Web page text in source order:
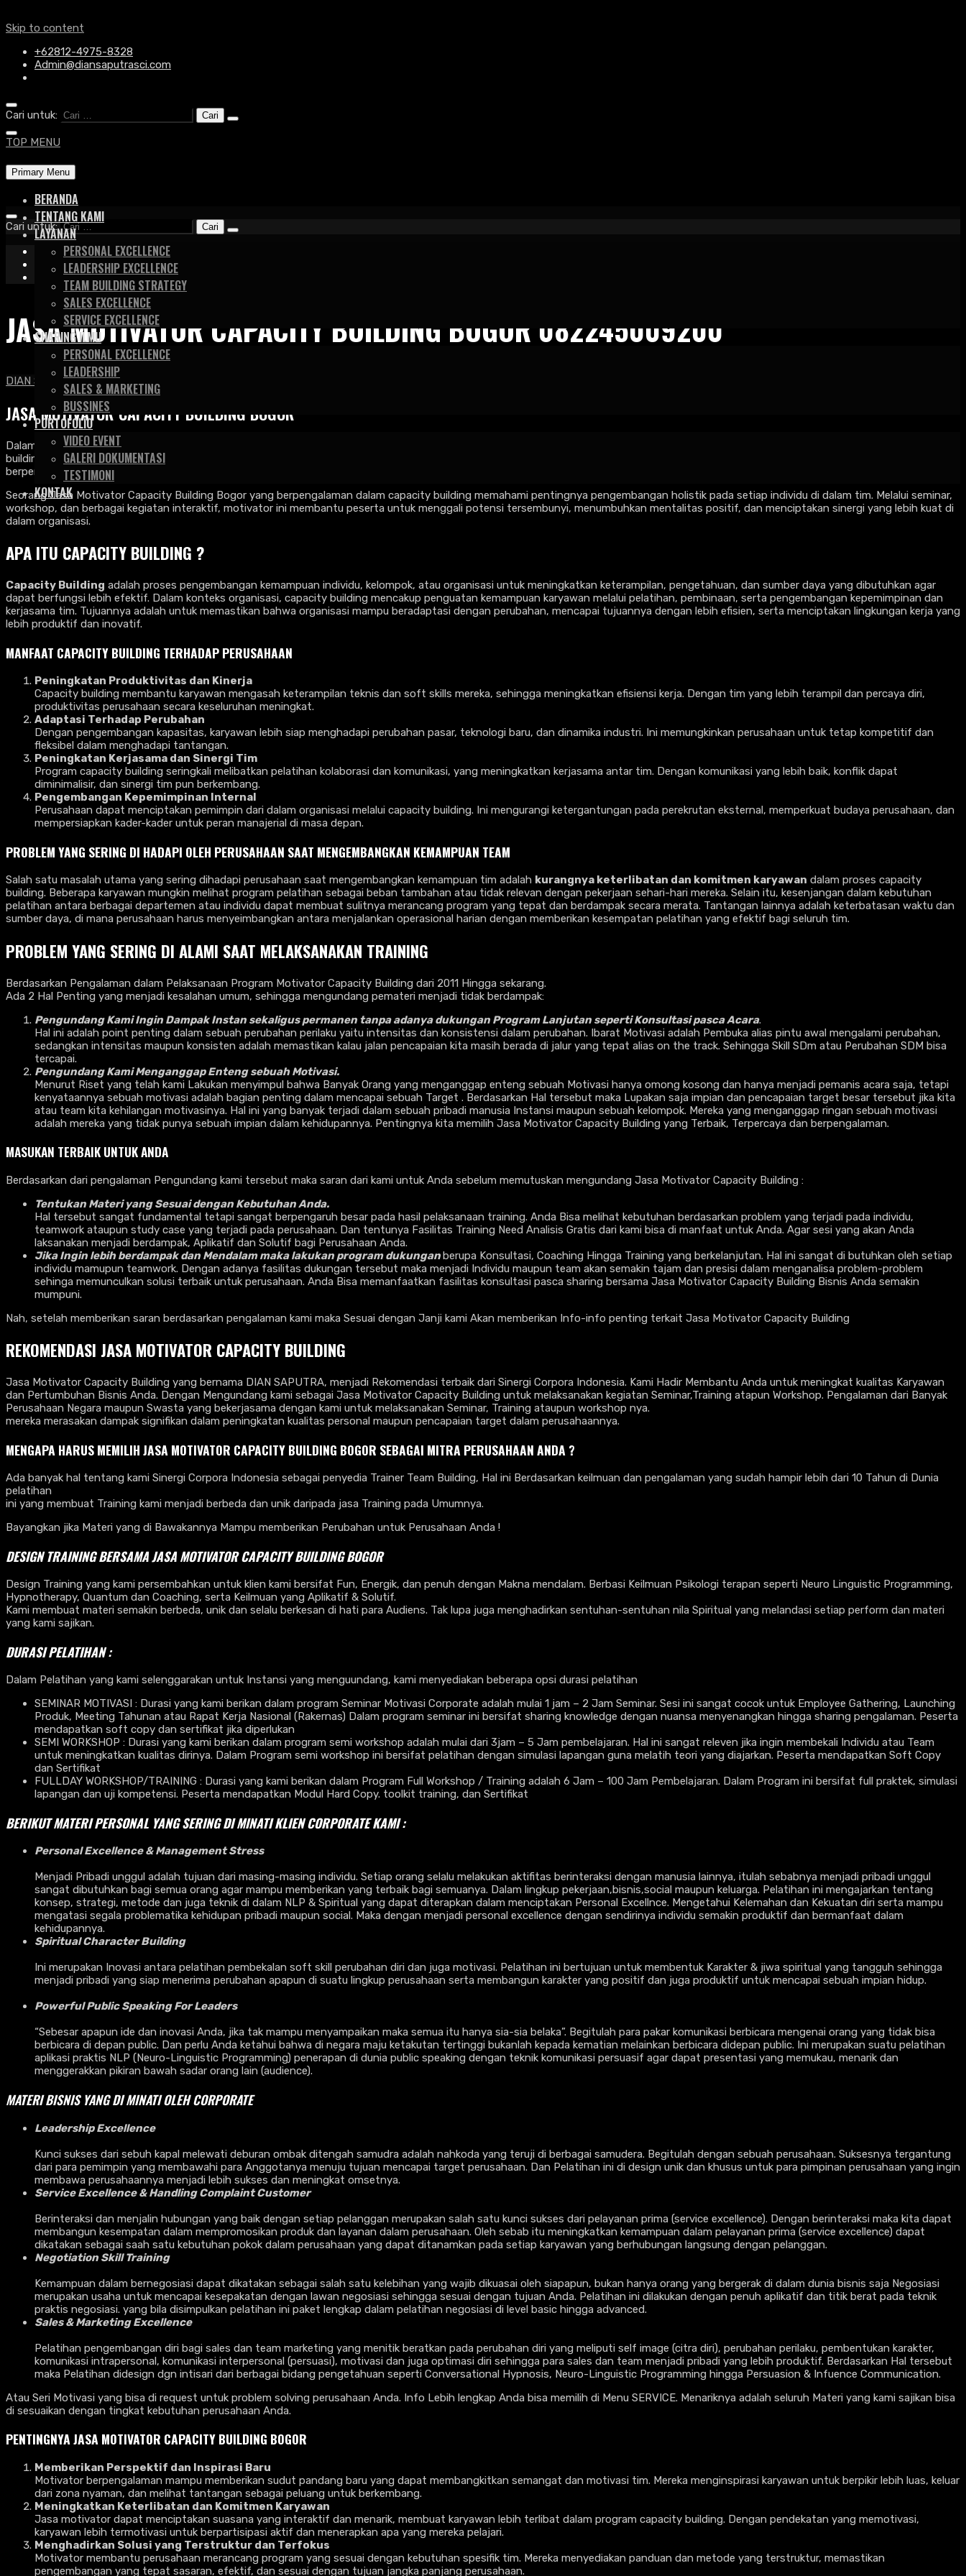
Skip to content
+62812-4975-8328
Admin@diansaputrasci.com
Cari untuk:
TOP MENU
Primary Menu
BERANDA
TENTANG KAMI
LAYANAN
PERSONAL EXCELLENCE
LEADERSHIP EXCELLENCE
TEAM BUILDING STRATEGY
SALES EXCELLENCE
SERVICE EXCELLENCE
SHARING ILMU
PERSONAL EXCELLENCE
LEADERSHIP
SALES & MARKETING
BUSSINES
PORTOFOLIO
VIDEO EVENT
GALERI DOKUMENTASI
TESTIMONI
KONTAK
Cari untuk:
+62812-4975-8328
Admin@diansaputrasci.com
JASA MOTIVATOR CAPACITY BUILDING BOGOR 082245009200
DIAN SAPUTRA & ASSOCIATE >
JASA MOTIVATOR CAPACITY BUILDING BOGOR
Dalam dunia kerja yang dinamis dan terus berubah, peningkatan kapasitas sumber daya manusia menjadi aspek yang sangat penting untuk mencapai tujuan organisasi. Jasa motivator capacity
building Bogor hadir untuk membantu perusahaan dan organisasi dalam meningkatkan kompetensi dan produktivitas tim. Dengan pendekatan yang inspiratif dan terstruktur, motivator ini
berperan dalam menciptakan lingkungan kerja yang lebih kolaboratif, inovatif, serta mampu menghadapi berbagai tantangan.
Seorang Jasa Motivator Capacity Building Bogor yang berpengalaman dalam capacity building memahami pentingnya pengembangan holistik pada setiap individu di dalam tim. Melalui seminar,
workshop, dan berbagai kegiatan interaktif, motivator ini membantu peserta untuk menggali potensi tersembunyi, menumbuhkan mentalitas positif, dan menciptakan sinergi yang lebih kuat di
dalam organisasi.
APA ITU CAPACITY BUILDING ?
Capacity Building adalah proses pengembangan kemampuan individu, kelompok, atau organisasi untuk meningkatkan keterampilan, pengetahuan, dan sumber daya yang dibutuhkan agar
dapat berfungsi lebih efektif. Dalam konteks organisasi, capacity building mencakup penguatan kemampuan karyawan melalui pelatihan, pembinaan, serta pengembangan kepemimpinan dan
kerjasama tim. Tujuannya adalah untuk memastikan bahwa organisasi mampu beradaptasi dengan perubahan, mencapai tujuannya dengan lebih efisien, serta menciptakan lingkungan kerja yang
lebih produktif dan inovatif.
MANFAAT CAPACITY BUILDING TERHADAP PERUSAHAAN
Peningkatan Produktivitas dan Kinerja
Capacity building membantu karyawan mengasah keterampilan teknis dan soft skills mereka, sehingga meningkatkan efisiensi kerja. Dengan tim yang lebih terampil dan percaya diri,
produktivitas perusahaan secara keseluruhan meningkat.
Adaptasi Terhadap Perubahan
Dengan pengembangan kapasitas, karyawan lebih siap menghadapi perubahan pasar, teknologi baru, dan dinamika industri. Ini memungkinkan perusahaan untuk tetap kompetitif dan
fleksibel dalam menghadapi tantangan.
Peningkatan Kerjasama dan Sinergi Tim
Program capacity building seringkali melibatkan pelatihan kolaborasi dan komunikasi, yang meningkatkan kerjasama antar tim. Dengan komunikasi yang lebih baik, konflik dapat
diminimalisir, dan sinergi tim pun berkembang.
Pengembangan Kepemimpinan Internal
Perusahaan dapat menciptakan pemimpin dari dalam organisasi melalui capacity building. Ini mengurangi ketergantungan pada perekrutan eksternal, memperkuat budaya perusahaan, dan
mempersiapkan kader-kader untuk peran manajerial di masa depan.
PROBLEM YANG SERING DI HADAPI OLEH PERUSAHAAN SAAT MENGEMBANGKAN KEMAMPUAN TEAM
Salah satu masalah utama yang sering dihadapi perusahaan saat mengembangkan kemampuan tim adalah kurangnya keterlibatan dan komitmen karyawan dalam proses capacity
building. Beberapa karyawan mungkin melihat program pelatihan sebagai beban tambahan atau tidak relevan dengan pekerjaan sehari-hari mereka. Selain itu, kesenjangan dalam kebutuhan
pelatihan antara berbagai departemen atau individu dapat membuat sulitnya merancang program yang tepat dan berdampak secara merata. Tantangan lainnya adalah keterbatasan waktu dan
sumber daya, di mana perusahaan harus menyeimbangkan antara menjalankan operasional harian dengan memberikan kesempatan pelatihan yang efektif bagi seluruh tim.
PROBLEM YANG SERING DI ALAMI SAAT MELAKSANAKAN TRAINING
Berdasarkan Pengalaman dalam Pelaksanaan Program Motivator Capacity Building dari 2011 Hingga sekarang.
Ada 2 Hal Penting yang menjadi kesalahan umum, sehingga mengundang pemateri menjadi tidak berdampak:
Pengundang Kami Ingin Dampak Instan sekaligus permanen tanpa adanya dukungan Program Lanjutan seperti Konsultasi pasca Acara.
Hal ini adalah point penting dalam sebuah perubahan perilaku yaitu intensitas dan konsistensi dalam perubahan. Ibarat Motivasi adalah Pembuka alias pintu awal mengalami perubahan,
sedangkan intensitas maupun konsisten adalah memastikan kalau jalan pencapaian kita masih berada di jalur yang tepat alias on the track. Sehingga Skill SDm atau Perubahan SDM bisa
tercapai.
Pengundang Kami Menganggap Enteng sebuah Motivasi.
Menurut Riset yang telah kami Lakukan menyimpul bahwa Banyak Orang yang menganggap enteng sebuah Motivasi hanya omong kosong dan hanya menjadi pemanis acara saja, tetapi
kenyataannya sebuah motivasi adalah bagian penting dalam mencapai sebuah Target . Berdasarkan Hal tersebut maka Lupakan saja impian dan pencapaian target besar tersebut jika kita
atau team kita kehilangan motivasinya. Hal ini yang banyak terjadi dalam sebuah pribadi manusia Instansi maupun sebuah kelompok. Mereka yang menganggap ringan sebuah motivasi
adalah mereka yang tidak punya sebuah impian dalam kehidupannya. Pentingnya kita memilih Jasa Motivator Capacity Building yang Terbaik, Terpercaya dan berpengalaman.
MASUKAN TERBAIK UNTUK ANDA
Berdasarkan dari pengalaman Pengundang kami tersebut maka saran dari kami untuk Anda sebelum memutuskan mengundang Jasa Motivator Capacity Building :
Tentukan Materi yang Sesuai dengan Kebutuhan Anda.
Hal tersebut sangat fundamental tetapi sangat berpengaruh besar pada hasil pelaksanaan training. Anda Bisa melihat kebutuhan berdasarkan problem yang terjadi pada individu,
teamwork ataupun study case yang terjadi pada perusahaan. Dan tentunya Fasilitas Training Need Analisis Gratis dari kami bisa di manfaat untuk Anda. Agar sesi yang akan Anda
laksanakan menjadi berdampak, Aplikatif dan Solutif bagi Perusahaan Anda.
Jika Ingin lebih berdampak dan Mendalam maka lakukan program dukunganberupa Konsultasi, Coaching Hingga Training yang berkelanjutan. Hal ini sangat di butuhkan oleh setiap
individu mamupun teamwork. Dengan adanya fasilitas dukungan tersebut maka menjadi Individu maupun team akan semakin tajam dan presisi dalam menganalisa problem-problem
sehinga memunculkan solusi terbaik untuk perusahaan. Anda Bisa memanfaatkan fasilitas konsultasi pasca sharing bersama Jasa Motivator Capacity Building Bisnis Anda semakin
mumpuni.
Nah, setelah memberikan saran berdasarkan pengalaman kami maka Sesuai dengan Janji kami Akan memberikan Info-info penting terkait Jasa Motivator Capacity Building
REKOMENDASI JASA MOTIVATOR CAPACITY BUILDING
Jasa Motivator Capacity Building yang bernama DIAN SAPUTRA, menjadi Rekomendasi terbaik dari Sinergi Corpora Indonesia. Kami Hadir Membantu Anda untuk meningkat kualitas Karyawan
dan Pertumbuhan Bisnis Anda. Dengan Mengundang kami sebagai Jasa Motivator Capacity Building untuk melaksanakan kegiatan Seminar,Training atapun Workshop. Pengalaman dari Banyak
Perusahaan Negara maupun Swasta yang bekerjasama dengan kami untuk melaksanakan Seminar, Training ataupun workshop nya.
mereka merasakan dampak signifikan dalam peningkatan kualitas personal maupun pencapaian target dalam perusahaannya.
MENGAPA HARUS MEMILIH JASA MOTIVATOR CAPACITY BUILDING BOGOR SEBAGAI MITRA PERUSAHAAN ANDA ?
Ada banyak hal tentang kami Sinergi Corpora Indonesia sebagai penyedia Trainer Team Building, Hal ini Berdasarkan keilmuan dan pengalaman yang sudah hampir lebih dari 10 Tahun di Dunia
pelatihan
ini yang membuat Training kami menjadi berbeda dan unik daripada jasa Training pada Umumnya.
Bayangkan jika Materi yang di Bawakannya Mampu memberikan Perubahan untuk Perusahaan Anda !
DESIGN TRAINING BERSAMAJASA MOTIVATOR CAPACITY BUILDING BOGOR
Design Training yang kami persembahkan untuk klien kami bersifat Fun, Energik, dan penuh dengan Makna mendalam. Berbasi Keilmuan Psikologi terapan seperti Neuro Linguistic Programming,
Hypnotherapy, Quantum dan Coaching, serta Keilmuan yang Aplikatif & Solutif.
Kami membuat materi semakin berbeda, unik dan selalu berkesan di hati para Audiens. Tak lupa juga menghadirkan sentuhan-sentuhan nila Spiritual yang melandasi setiap perform dan materi
yang kami sajikan.
DURASI PELATIHAN :
Dalam Pelatihan yang kami selenggarakan untuk Instansi yang menguundang, kami menyediakan beberapa opsi durasi pelatihan
SEMINAR MOTIVASI : Durasi yang kami berikan dalam program Seminar Motivasi Corporate adalah mulai 1 jam – 2 Jam Seminar. Sesi ini sangat cocok untuk Employee Gathering, Launching
Produk, Meeting Tahunan atau Rapat Kerja Nasional (Rakernas) Dalam program seminar ini bersifat sharing knowledge dengan nuansa menyenangkan hingga sharing pengalaman. Peserta
mendapatkan soft copy dan sertifikat jika diperlukan
SEMI WORKSHOP : Durasi yang kami berikan dalam program semi workshop adalah mulai dari 3jam – 5 Jam pembelajaran. Hal ini sangat releven jika ingin membekali Individu atau Team
untuk meningkatkan kualitas dirinya. Dalam Program semi workshop ini bersifat pelatihan dengan simulasi lapangan guna melatih teori yang diajarkan. Peserta mendapatkan Soft Copy
dan Sertifikat
FULLDAY WORKSHOP/TRAINING : Durasi yang kami berikan dalam Program Full Workshop / Training adalah 6 Jam – 100 Jam Pembelajaran. Dalam Program ini bersifat full praktek, simulasi
lapangan dan uji kompetensi. Peserta mendapatkan Modul Hard Copy. toolkit training, dan Sertifikat
BERIKUT MATERI PERSONAL YANG SERING DI MINATI KLIEN CORPORATE KAMI :
Personal Excellence & Management Stress
Menjadi Pribadi unggul adalah tujuan dari masing-masing individu. Setiap orang selalu melakukan aktifitas berinteraksi dengan manusia lainnya, itulah sebabnya menjadi pribadi unggul
sangat dibutuhkan bagi semua orang agar mampu memberikan yang terbaik bagi semuanya. Dalam lingkup pekerjaan,bisnis,social maupun keluarga. Pelatihan ini mengajarkan tentang
konsep, strategi, metode dan juga teknik di dalam NLP & Spiritual yang dapat diterapkan dalam menciptakan Personal Excellnce. Mengetahui Kelemahan dan Kekuatan diri serta mampu
mengatasi segala problematika kehidupan pribadi maupun social. Maka dengan menjadi personal excellence dengan sendirinya individu semakin produktif dan bermanfaat dalam
kehidupannya.
Spiritual Character Building
Ini merupakan Inovasi antara pelatihan pembekalan soft skill perubahan diri dan juga motivasi. Pelatihan ini bertujuan untuk membentuk Karakter & jiwa spiritual yang tangguh sehingga
menjadi pribadi yang siap menerima perubahan apapun di suatu lingkup perusahaan serta membangun karakter yang positif dan juga produktif untuk mencapai sebuah impian hidup.
Powerful Public Speaking For Leaders
“Sebesar apapun ide dan inovasi Anda, jika tak mampu menyampaikan maka semua itu hanya sia-sia belaka”. Begitulah para pakar komunikasi berbicara mengenai orang yang tidak bisa
berbicara di depan public. Dan perlu Anda ketahui bahwa di negara maju ketakutan tertinggi bukanlah kepada kematian melainkan berbicara didepan public. Ini merupakan suatu pelatihan
aplikasi praktis NLP (Neuro-Linguistic Programming) penerapan di dunia public speaking dengan teknik komunikasi persuasif agar dapat presentasi yang memukau, menarik dan
menggerakkan pikiran bawah sadar orang lain (audience).
MATERI BISNIS YANG DI MINATI OLEH CORPORATE
Leadership Excellence
Kunci sukses dari sebuh kapal melewati deburan ombak ditengah samudra adalah nahkoda yang teruji di berbagai samudera. Begitulah dengan sebuah perusahaan. Suksesnya tergantung
dari para pemimpin yang membawahi para Anggotanya menuju tujuan mencapai target perusahaan. Dan Pelatihan ini di design unik dan khusus untuk para pimpinan perusahaan yang ingin
membawa perusahaannya menjadi lebih sukses dan meningkat omsetnya.
Service Excellence & Handling Complaint Customer
Berinteraksi dan menjalin hubungan yang baik dengan setiap pelanggan merupakan salah satu kunci sukses dari pelayanan prima (service excellence). Dengan berinteraksi maka kita dapat
membangun kesempatan dalam mempromosikan produk dan layanan dalam perusahaan. Oleh sebab itu meningkatkan kemampuan dalam pelayanan prima (service excellence) dapat
dikatakan sebagai saah satu kebutuhan pokok dalam perusahaan yang dapat ditanamkan pada setiap karyawan yang berhubungan langsung dengan pelanggan.
Negotiation Skill Training
Kemampuan dalam bernegosiasi dapat dikatakan sebagai salah satu kelebihan yang wajib dikuasai oleh siapapun, bukan hanya orang yang bergerak di dalam dunia bisnis saja Negosiasi
merupakan usaha untuk mencapai kesepakatan dengan lawan negosiasi sehingga sesuai dengan tujuan Anda. Pelatihan ini dilakukan dengan penuh aplikatif dan titik berat pada teknik
praktis negosiasi. yang bila disimpulkan pelatihan ini paket lengkap dalam pelatihan negosiasi di level basic hingga advanced.
Sales & Marketing Excellence
Pelatihan pengembangan diri bagi sales dan team marketing yang menitik beratkan pada perubahan diri yang meliputi self image (citra diri), perubahan perilaku, pembentukan karakter,
komunikasi intrapersonal, komunikasi interpersonal (persuasi), motivasi dan juga optimasi diri sehingga para sales dan team menjadi pribadi yang lebih produktif. Berdasarkan Hal tersebut
maka Pelatihan didesign dgn intisari dari berbagai bidang pengetahuan seperti Conversational Hypnosis, Neuro-Linguistic Programming hingga Persuasion & Infuence Communication.
Atau Seri Motivasi yang bisa di request untuk problem solving perusahaan Anda. Info Lebih lengkap Anda bisa memilih di Menu SERVICE. Menariknya adalah seluruh Materi yang kami sajikan bisa
di sesuaikan dengan tingkat kebutuhan perusahaan Anda.
PENTINGNYAJASA MOTIVATOR CAPACITY BUILDING BOGOR
Memberikan Perspektif dan Inspirasi Baru
Motivator berpengalaman mampu memberikan sudut pandang baru yang dapat membangkitkan semangat dan motivasi tim. Mereka menginspirasi karyawan untuk berpikir lebih luas, keluar
dari zona nyaman, dan melihat tantangan sebagai peluang untuk berkembang.
Meningkatkan Keterlibatan dan Komitmen Karyawan
Jasa motivator dapat menciptakan suasana yang interaktif dan menarik, membuat karyawan lebih terlibat dalam program capacity building. Dengan pendekatan yang memotivasi,
karyawan lebih termotivasi untuk berpartisipasi aktif dan menerapkan apa yang mereka pelajari.
Menghadirkan Solusi yang Terstruktur dan Terfokus
Motivator membantu perusahaan merancang program yang sesuai dengan kebutuhan spesifik tim. Mereka menyediakan panduan dan metode yang terstruktur, memastikan
pengembangan yang tepat sasaran, efektif, dan sesuai dengan tujuan jangka panjang perusahaan.